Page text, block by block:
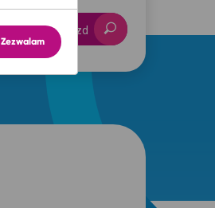
Znajdź przejazd
Zezwalam